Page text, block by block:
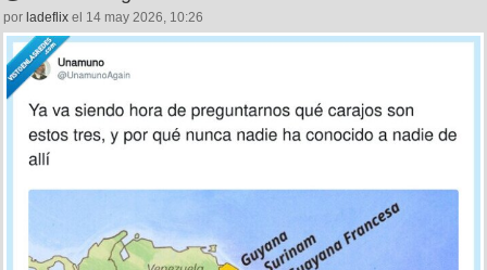
por ladeflix el 14 may 2026, 10:26